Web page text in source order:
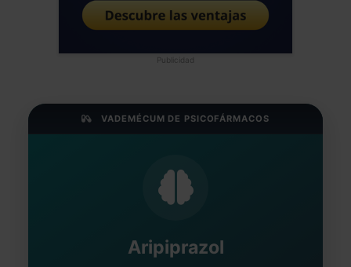
Publicidad
VADEMÉCUM DE PSICOFÁRMACOS
Aripiprazol